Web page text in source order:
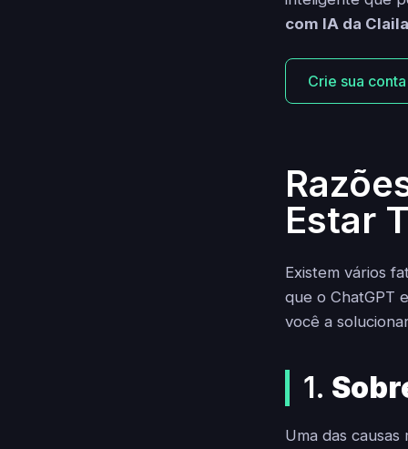
com IA da
Crie sua
Estar
Existem vários
que o ChatGPT
você a
1.
Uma das